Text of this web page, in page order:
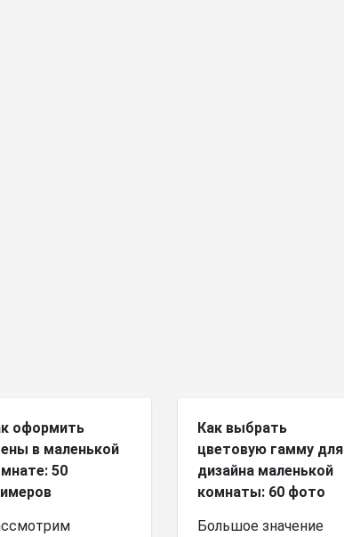
оформить
в маленькой
50
Как выбрать
цветовую гамму для
дизайна маленькой
комнаты: 60 фото
Большое значение